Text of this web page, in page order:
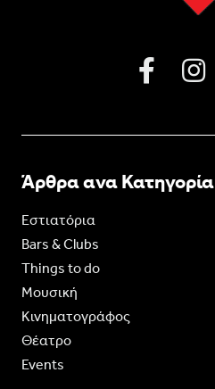
Άρθρα ανα Κατηγορία
Εστιατόρια
Bars & Clubs
Things to do
Moυσική
Κινηματογράφος
Θέατρο
Events